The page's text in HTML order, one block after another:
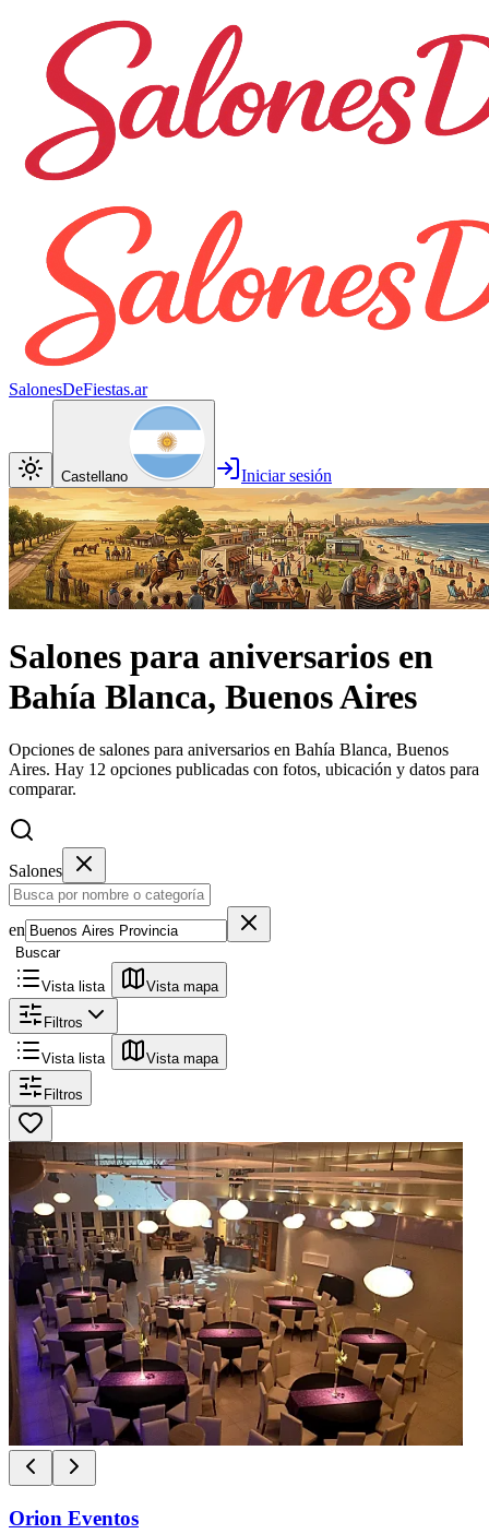
SalonesDeFiestas.ar
Castellano Iniciar sesión
Salones para aniversarios en
Bahía Blanca, Buenos Aires
Opciones de salones para aniversarios en Bahía Blanca, Buenos
Aires. Hay 12 opciones publicadas con fotos, ubicación y datos para
comparar.
Salones
en
Buscar
Vista lista Vista mapa
Filtros
Vista lista Vista mapa
Filtros
Orion Eventos